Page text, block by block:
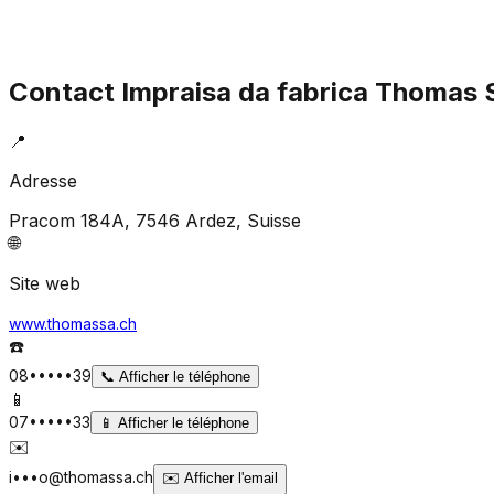
Contact Impraisa da fabrica Thomas
📍
Adresse
Pracom 184A, 7546 Ardez, Suisse
🌐
Site web
www.thomassa.ch
☎️
08•••••39 📞 Afficher le téléphone
📱
07•••••33 📱 Afficher le téléphone
✉️
i•••o@thomassa.ch ✉️ Afficher l'email